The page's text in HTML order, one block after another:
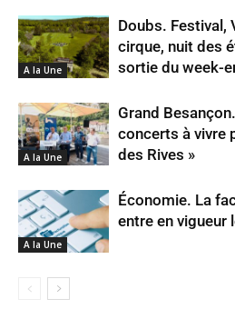
A la Une
Doubs. Festival,
cirque, nuit des
sortie du week-
A la Une
Grand
concerts à vivre
des Rives »
A la Une
Économie. La
entre en vigueur